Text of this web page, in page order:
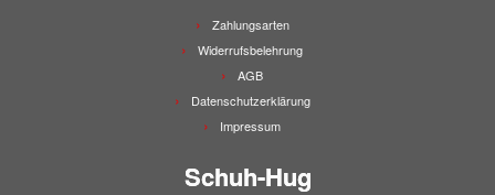
Zahlungsarten
Widerrufsbelehrung
AGB
Datenschutzerklärung
Impressum
Schuh-Hug